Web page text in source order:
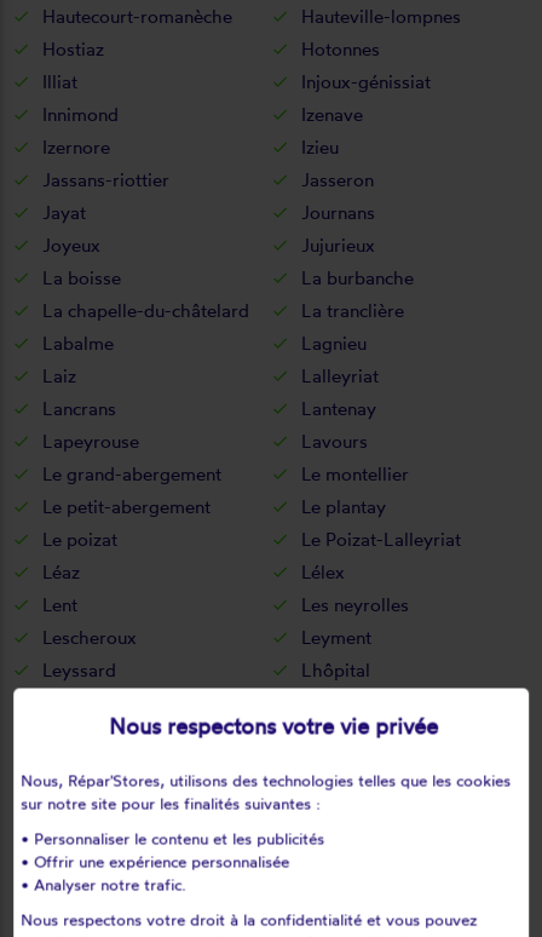
Hautecourt-romanèche
Hauteville-lompnes
Hostiaz
Hotonnes
Illiat
Injoux-génissiat
Innimond
Izenave
Izernore
Izieu
Jassans-riottier
Jasseron
Jayat
Journans
Joyeux
Jujurieux
La boisse
La burbanche
La chapelle-du-châtelard
La tranclière
Labalme
Lagnieu
Laiz
Lalleyriat
Lancrans
Lantenay
Lapeyrouse
Lavours
Le grand-abergement
Le montellier
Le petit-abergement
Le plantay
Le poizat
Le Poizat-Lalleyriat
Léaz
Lélex
Lent
Les neyrolles
Lescheroux
Leyment
Leyssard
Lhôpital
Lompnas
Lompnieu
L'abergement-clémenciat
L'abergement-de-varey
Magnieu
Maillat
Malafretaz
Manziat
Marchamp
Marignieu
Nous respectons votre vie privée
Nous, Répar'Stores, utilisons des technologies telles que les cookies
sur notre site pour les finalités suivantes :
• Personnaliser le contenu et les publicités
• Offrir une expérience personnalisée
• Analyser notre trafic.
Nous respectons votre droit à la confidentialité et vous pouvez